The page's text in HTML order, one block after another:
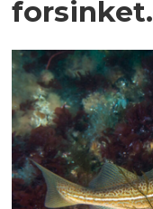
forsinket.